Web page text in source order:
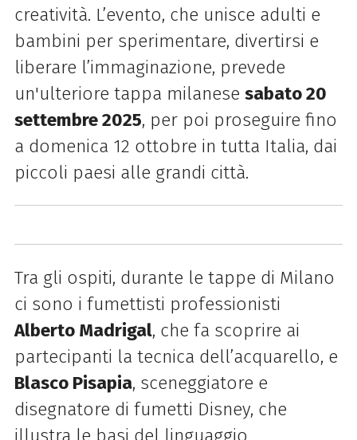
creatività. L’evento, che unisce adulti e
bambini per sperimentare, divertirsi e
liberare l’immaginazione, prevede
un'ulteriore tappa milanese sabato 20
settembre 2025, per poi proseguire fino
a domenica 12 ottobre in tutta Italia, dai
piccoli paesi alle grandi città.
Tra gli ospiti, durante le tappe di Milano
ci sono i fumettisti professionisti
Alberto Madrigal, che fa scoprire ai
partecipanti la tecnica dell’acquarello, e
Blasco Pisapia, sceneggiatore e
disegnatore di fumetti Disney, che
illustra le basi del linguaggio